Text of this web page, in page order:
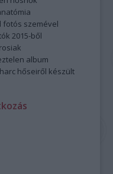
fotós szemével
2015-ből
album
hőseiről készült